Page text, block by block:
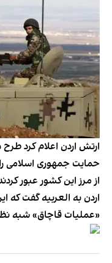
ارتش اردن اعلام کرد
حمایت جمهوری اسلامی
از مرز این کشور عبور
اردن به العربیه گفت که
«عملیات قاچاق» شبه